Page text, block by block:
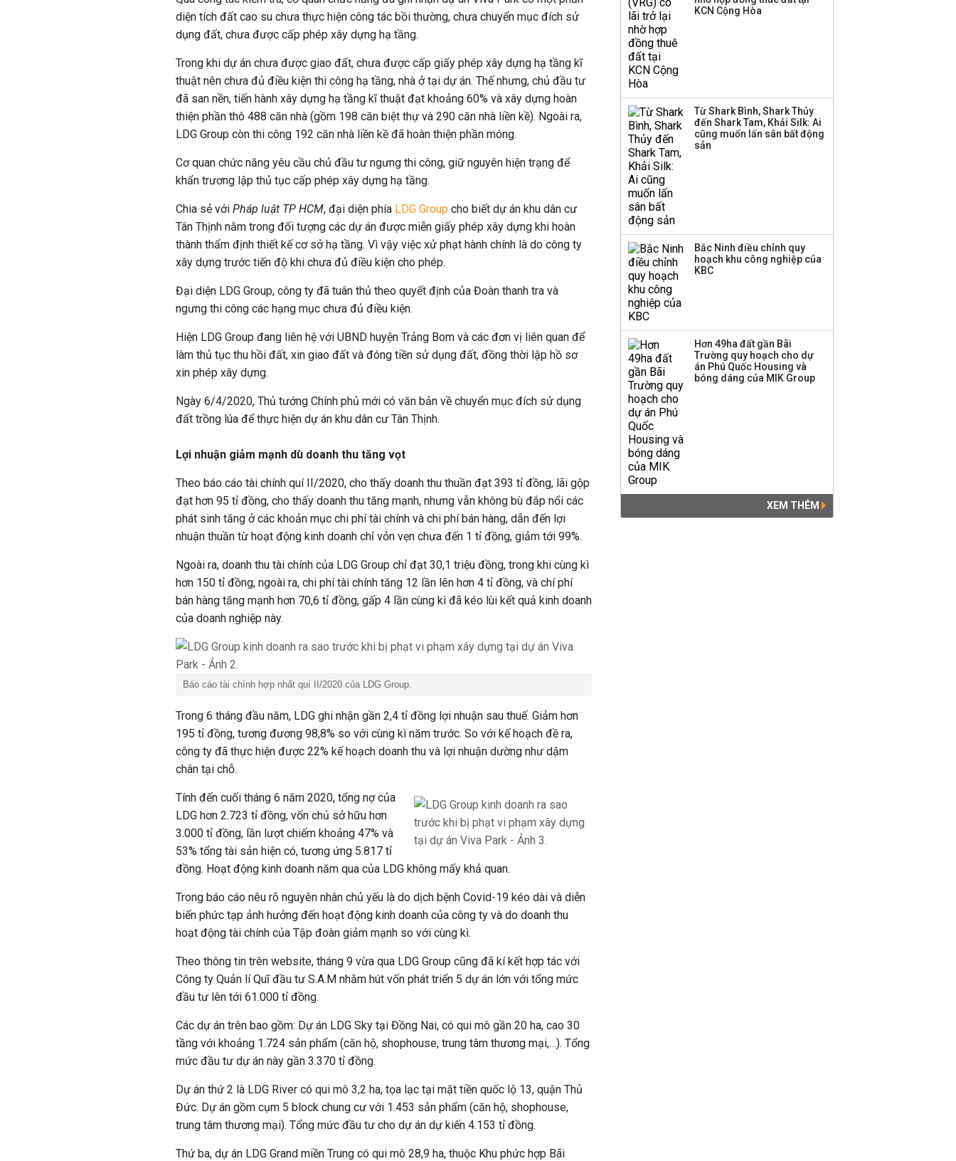
diện tích đất cao su chưa thực hiện công tác bồi thường, chưa chuyển mục đích sử
dụng đất, chưa được cấp phép xây dựng hạ tầng.
Trong khi dự án chưa được giao đất, chưa được cấp giấy phép xây dựng hạ tầng kĩ
thuật nên chưa đủ điều kiện thi công hạ tầng, nhà ở tại dự án. Thế nhưng, chủ đầu tư
đã san nền, tiến hành xây dựng hạ tầng kĩ thuật đạt khoảng 60% và xây dựng hoàn
thiện phần thô 488 căn nhà (gồm 198 căn biệt thự và 290 căn nhà liền kề). Ngoài ra,
LDG Group còn thi công 192 căn nhà liền kề đã hoàn thiện phần móng.
Cơ quan chức năng yêu cầu chủ đầu tư ngưng thi công, giữ nguyên hiện trạng để
khẩn trương lập thủ tục cấp phép xây dựng hạ tầng.
Chia sẻ với Pháp luật TP HCM, đại diện phía LDG Group cho biết dự án khu dân cư
Tân Thịnh nằm trong đối tượng các dự án được miễn giấy phép xây dựng khi hoàn
thành thẩm định thiết kế cơ sở hạ tầng. Vì vậy việc xử phạt hành chính là do công ty
xây dựng trước tiến độ khi chưa đủ điều kiện cho phép.
Đại diện LDG Group, công ty đã tuân thủ theo quyết định của Đoàn thanh tra và
ngưng thi công các hạng mục chưa đủ điều kiện.
Hiện LDG Group đang liên hệ với UBND huyện Trảng Bom và các đơn vị liên quan để
làm thủ tục thu hồi đất, xin giao đất và đóng tiền sử dụng đất, đồng thời lập hồ sơ
xin phép xây dựng.
Ngày 6/4/2020, Thủ tướng Chính phủ mới có văn bản về chuyển mục đích sử dụng
đất trồng lúa để thực hiện dự án khu dân cư Tân Thịnh.
Lợi nhuận giảm mạnh dù doanh thu tăng vọt
Theo báo cáo tài chính quí II/2020, cho thấy doanh thu thuần đạt 393 tỉ đồng, lãi gộp
đạt hơn 95 tỉ đồng, cho thấy doanh thu tăng mạnh, nhưng vẫn không bù đắp nổi các
phát sinh tăng ở các khoản mục chi phí tài chính và chi phí bán hàng, dẫn đến lợi
nhuận thuần từ hoạt động kinh doanh chỉ vỏn vẹn chưa đến 1 tỉ đồng, giảm tới 99%.
Ngoài ra, doanh thu tài chính của LDG Group chỉ đạt 30,1 triệu đồng, trong khi cùng kì
hơn 150 tỉ đồng, ngoài ra, chi phí tài chính tăng 12 lần lên hơn 4 tỉ đồng, và chí phí
bán hàng tăng mạnh hơn 70,6 tỉ đồng, gấp 4 lần cùng kì đã kéo lùi kết quả kinh doanh
của doanh nghiệp này.
Báo cáo tài chính hợp nhất quí II/2020 của LDG Group.
Trong 6 tháng đầu năm, LDG ghi nhận gần 2,4 tỉ đồng lợi nhuận sau thuế. Giảm hơn
195 tỉ đồng, tương đương 98,8% so với cùng kì năm trước. So với kế hoạch đề ra,
công ty đã thực hiện được 22% kế hoạch doanh thu và lợi nhuận dường như dậm
chân tại chỗ.
Tính đến cuối tháng 6 năm 2020, tổng nợ của
LDG hơn 2.723 tỉ đồng, vốn chủ sở hữu hơn
3.000 tỉ đồng, lần lượt chiếm khoảng 47% và
53% tổng tài sản hiện có, tương ứng 5.817 tỉ
đồng. Hoạt động kinh doanh năm qua của LDG không mấy khả quan.
Trong báo cáo nêu rõ nguyên nhân chủ yếu là do dịch bệnh Covid-19 kéo dài và diễn
biến phức tạp ảnh hưởng đến hoạt động kinh doanh của công ty và do doanh thu
hoạt động tài chính của Tập đoàn giảm mạnh so với cùng kì.
Theo thông tin trên website, tháng 9 vừa qua LDG Group cũng đã kí kết hợp tác với
Công ty Quản lí Quĩ đầu tư S.A.M nhằm hút vốn phát triển 5 dự án lớn với tổng mức
đầu tư lên tới 61.000 tỉ đồng.
Các dự án trên bao gồm: Dự án LDG Sky tại Đồng Nai, có qui mô gần 20 ha, cao 30
tầng với khoảng 1.724 sản phẩm (căn hộ, shophouse, trung tâm thương mại,…). Tổng
mức đầu tư dự án này gần 3.370 tỉ đồng.
Dự án thứ 2 là LDG River có qui mô 3,2 ha, tọa lạc tại mặt tiền quốc lộ 13, quận Thủ
Đức. Dự án gồm cụm 5 block chung cư với 1.453 sản phẩm (căn hộ, shophouse,
trung tâm thương mại). Tổng mức đầu tư cho dự án dự kiến 4.153 tỉ đồng.
Thứ ba, dự án LDG Grand miền Trung có qui mô 28,9 ha, thuộc Khu phức hợp Bãi
Dự án Sheraton Phú
Huấn Hoa Hồng bỗng
dưng ‘biến mất’, một
công ty khác đã giải thể
KCN Cộng Hòa
Từ Shark Bình, Shark Thủy
đến Shark Tam, Khải Silk: Ai
cũng muốn lấn sân bất động
sản
Bắc Ninh điều chỉnh quy
hoạch khu công nghiệp của
KBC
Hơn 49ha đất gần Bãi
Trường quy hoạch cho dự
án Phú Quốc Housing và
bóng dáng của MIK Group
XEM THÊM